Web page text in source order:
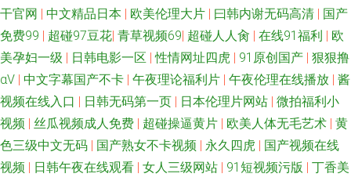
利视屏免费试看 91www看黄色软件 国产自怕AV网址 三级片网址91v
www91尤物 1024人妻QV 国产人妻精品 中日韩传媒一区 狠狠操最新地址 91
社区论坛在线 男女做爱视频18 三级久久视频 韩国色片在线 操碰在线视频
95av 天堂色豆花555 超碰爱99 婷婷五月天资源站 成人一级片 新不卡的av在
干官网 | 中文精品日本 | 欧美伦理大片 | 曰韩内谢无码高清 | 国产
免费99 | 超碰97豆花| 青草视频69| 超碰人人肏 | 在线91福利 | 欧
美孕妇一级 | 日韩电影一区 |性情网址四虎 | 91原创国产 | 狠狠撸
αV | 中文字幕国产不卡 | 午夜理论福利片 | 午夜伦理在线播放 | 酱
视频在线入口 | 日韩无码第一页 | 日本伦理片网站 | 微拍福利小
视频 | 丝瓜视频成人免费 | 超碰操逼黄片 | 欧美人体无毛艺术 | 黄
色三级中文无码 | 国产熟女不卡视频 | 永久四虎 | 国产视频在线
视频 | 日韩午夜在线观看 | 女人三级网站 | 91短视频污版 | 丁香美